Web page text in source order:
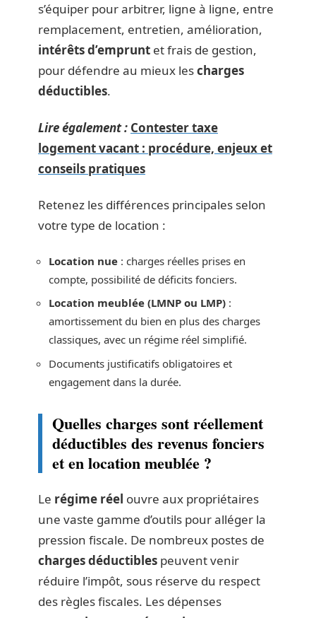
s’équiper pour arbitrer, ligne à ligne, entre
remplacement, entretien, amélioration,
intérêts d’emprunt et frais de gestion,
pour défendre au mieux lescharges
déductibles.
Lire également : Contester taxe
logement vacant : procédure, enjeux et
conseils pratiques
Retenez les différences principales selon
votre type de location :
Location nue : charges réelles prises en
compte, possibilité de déficits fonciers.
Location meublée (LMNP ou LMP) :
amortissement du bien en plus des charges
classiques, avec un régime réel simplifié.
Documents justificatifs obligatoires et
engagement dans la durée.
Quelles charges sont réellement
déductibles des revenus fonciers
et en location meublée ?
Le régime réel ouvre aux propriétaires
une vaste gamme d’outils pour alléger la
pression fiscale. De nombreux postes de
charges déductibles peuvent venir
réduire l’impôt, sous réserve du respect
des règles fiscales. Les dépenses